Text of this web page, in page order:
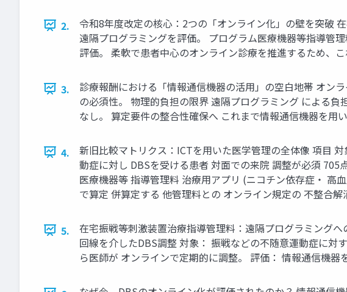
2.
令和8年度改定の核心：2つの「オンライン化」の壁を突破
遠隔プログラミングを評価。 プログラム医療機器等指導管
評価。 柔軟で患者中心のオンライン診療を推進するため、
3.
診療報酬における「情報通信機器の活用」の空白地帯 オン
の必須性。 物理的負担の限界 遠隔プログラミング による
なし。 算定要件の整合性確保へ これまで情報通信機器を用
4.
新旧比較マトリクス：ICTを用いた医学管理の全体像 項目
動症に対し DBSを受ける患者 対面での来院 調整が必須
医療機器等 指導管理料 治療用アプリ (ニコチン依存症・ 高
で算定 併算定する 他管理料との オンライン規定の 不整合解
5.
在宅振戦等刺激装置治療指導管理料：遠隔プログラミング
回線を介したDBS調整 対象： 振戦などの不随意運動症に
ら医師が オンラインで定期的に調整。 評価： 情報通信機器